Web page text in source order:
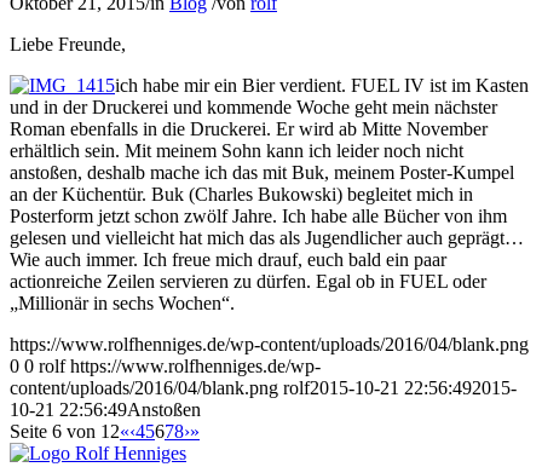
Liebe Freunde,
ich habe mir ein Bier verdient. FUEL IV ist im Kasten
und in der Druckerei und kommende Woche geht mein nächster
Roman ebenfalls in die Druckerei. Er wird ab Mitte November
erhältlich sein. Mit meinem Sohn kann ich leider noch nicht
anstoßen, deshalb mache ich das mit Buk, meinem Poster-Kumpel
an der Küchentür. Buk (Charles Bukowski) begleitet mich in
Posterform jetzt schon zwölf Jahre. Ich habe alle Bücher von ihm
gelesen und vielleicht hat mich das als Jugendlicher auch geprägt…
Wie auch immer. Ich freue mich drauf, euch bald ein paar
actionreiche Zeilen servieren zu dürfen. Egal ob in FUEL oder
„Millionär in sechs Wochen“.
https://www.rolfhenniges.de/wp-content/uploads/2016/04/blank.png
0 0 rolf https://www.rolfhenniges.de/wp-
content/uploads/2016/04/blank.png rolf2015-10-21 22:56:492015-
10-21 22:56:49Anstoßen
Seite 6 von 12«‹45678›»